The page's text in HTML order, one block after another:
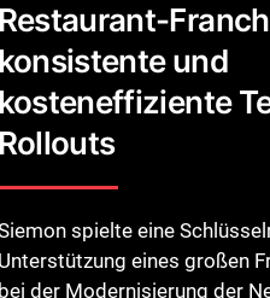
Restaurant-
konsistente und
kosteneffiziente
Rollouts
spielte eine
Unterstützung eines großen
bei der Modernisierung der